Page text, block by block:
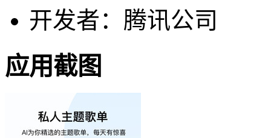
开发者：腾讯公司
应用截图